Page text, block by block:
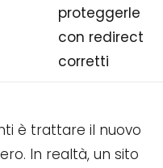
proteggerle
con redirect
corretti
è trattare il nuovo
In realtà, un sito